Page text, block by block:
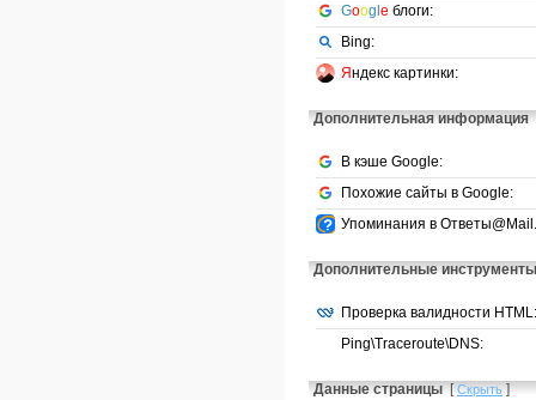
Google блоги:
Bing:
Яндекс картинки:
Дополнительная информация
В кэше Google:
Похожие сайты в Google:
Упоминания в
Дополнительные инструменты
Проверка валидности HTML:
Ping\Traceroute\DNS:
Данные страницы [Скрыть]